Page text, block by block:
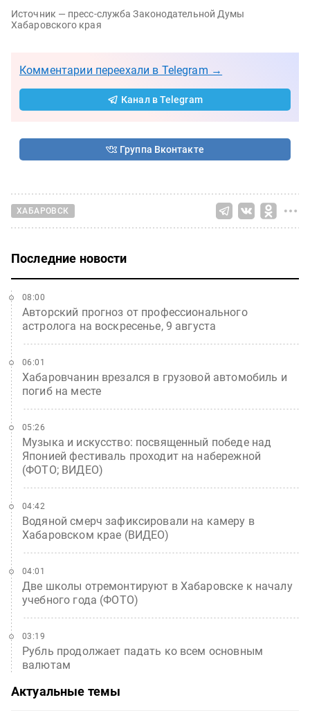
Источник — пресс-служба Законодательной Думы
Хабаровского края
Комментарии переехали в Telegram →
Канал в Telegram
Группа Вконтакте
ХАБАРОВСК
Последние новости
Авторский прогноз от профессионального
астролога на воскресенье, 9 августа
08:00
Хабаровчанин врезался в грузовой автомобиль и
погиб на месте
06:01
Музыка и искусство: посвященный победе над
Японией фестиваль проходит на набережной
(ФОТО; ВИДЕО)
05:26
Водяной смерч зафиксировали на камеру в
Хабаровском крае (ВИДЕО)
04:42
Две школы отремонтируют в Хабаровске к началу
учебного года (ФОТО)
04:01
Рубль продолжает падать ко всем основным
валютам
03:19
Актуальные темы